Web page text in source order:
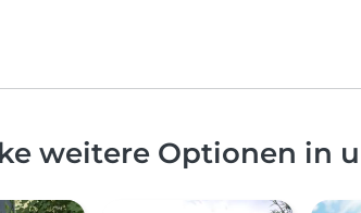
weitere Optionen in